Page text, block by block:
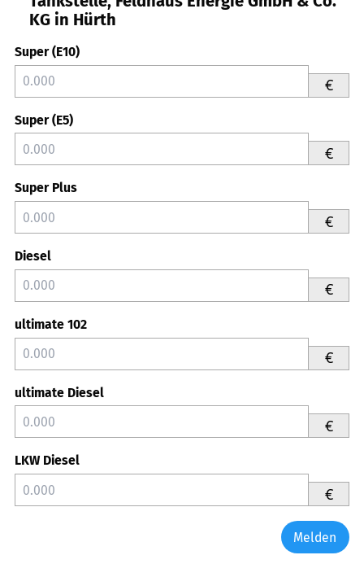
KG in Hürth
Super (E10)
€
Super (E5)
€
Super Plus
€
Diesel
€
ultimate 102
€
ultimate Diesel
€
LKW Diesel
€
Melden